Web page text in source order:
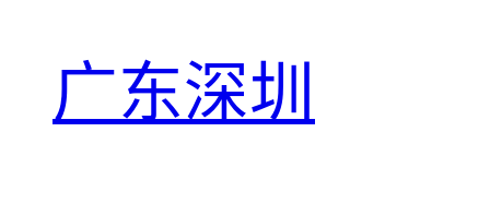
广东深圳